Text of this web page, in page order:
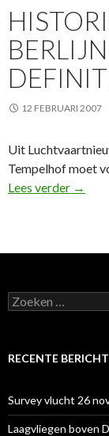
12 FEBRUARI 2007
Uit
Tempelhof moet
Lees verder →
Zoeken
naar:
RECENTE
Survey vlucht 26
Laagvliegen boven